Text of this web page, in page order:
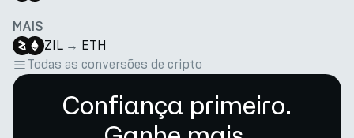
MAIS
ZIL → ETH
Todas as conversões de cripto
Confiança primeiro.